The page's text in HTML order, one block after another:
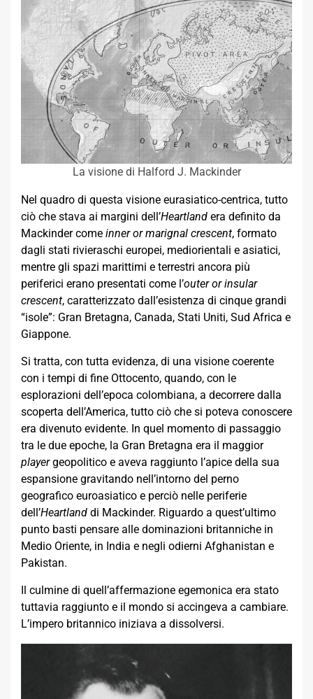
La visione di Halford J. Mackinder
Nel quadro di questa visione eurasiatico-centrica, tutto
ciò che stava ai margini dell’Heartland era definito da
Mackinder come inner or marignal crescent, formato
dagli stati rivieraschi europei, mediorientali e asiatici,
mentre gli spazi marittimi e terrestri ancora più
periferici erano presentati come l’outer or insular
crescent, caratterizzato dall’esistenza di cinque grandi
“isole”: Gran Bretagna, Canada, Stati Uniti, Sud Africa e
Giappone.
Si tratta, con tutta evidenza, di una visione coerente
con i tempi di fine Ottocento, quando, con le
esplorazioni dell’epoca colombiana, a decorrere dalla
scoperta dell’America, tutto ciò che si poteva conoscere
era divenuto evidente. In quel momento di passaggio
tra le due epoche, la Gran Bretagna era il maggior
playergeopolitico e aveva raggiunto l’apice della sua
espansione gravitando nell’intorno del perno
geografico euroasiatico e perciò nelle periferie
dell’Heartland di Mackinder. Riguardo a quest’ultimo
punto basti pensare alle dominazioni britanniche in
Medio Oriente, in India e negli odierni Afghanistan e
Pakistan.
Il culmine di quell’affermazione egemonica era stato
tuttavia raggiunto e il mondo si accingeva a cambiare.
L’impero britannico iniziava a dissolversi.